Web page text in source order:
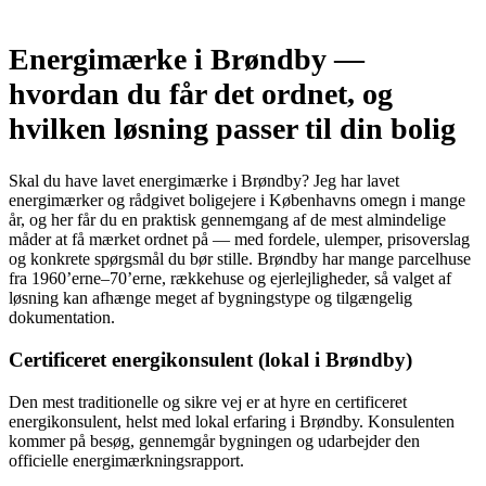
Energimærke i Brøndby —
hvordan du får det ordnet, og
hvilken løsning passer til din bolig
Skal du have lavet energimærke i Brøndby? Jeg har lavet
energimærker og rådgivet boligejere i Københavns omegn i mange
år, og her får du en praktisk gennemgang af de mest almindelige
måder at få mærket ordnet på — med fordele, ulemper, prisoverslag
og konkrete spørgsmål du bør stille. Brøndby har mange parcelhuse
fra 1960’erne–70’erne, rækkehuse og ejerlejligheder, så valget af
løsning kan afhænge meget af bygningstype og tilgængelig
dokumentation.
Certificeret energikonsulent (lokal i Brøndby)
Den mest traditionelle og sikre vej er at hyre en certificeret
energikonsulent, helst med lokal erfaring i Brøndby. Konsulenten
kommer på besøg, gennemgår bygningen og udarbejder den
officielle energimærkningsrapport.